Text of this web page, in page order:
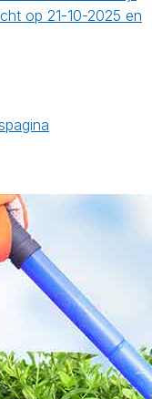
op 21-10-2025 en